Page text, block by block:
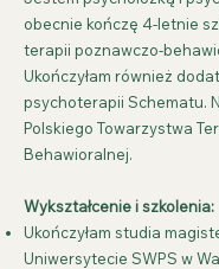
obecnie kończę 4-letnie
terapii poznawczo-
Ukończyłam również
psychoterapii Schematu.
Polskiego Towarzystwa
Behawioralnej.
Wykształcenie i szkolenia:
Ukończyłam studia
Uniwersytecie SWPS w